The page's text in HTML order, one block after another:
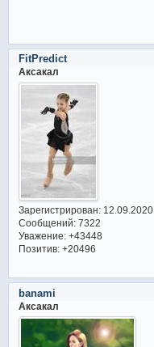
FitPredict
Аксакал
Зарегистрирован: 12.09.2020
Сообщений:7322
Уважение: +43448
Позитив: +20496
banami
Аксакал